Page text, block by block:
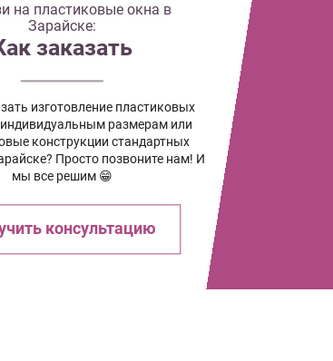
на пластиковые окна в
Зарайске:
заказать
изготовление пластиковых
размерам или
конструкции стандартных
Просто позвоните нам! И
мы все решим 😁
консультацию